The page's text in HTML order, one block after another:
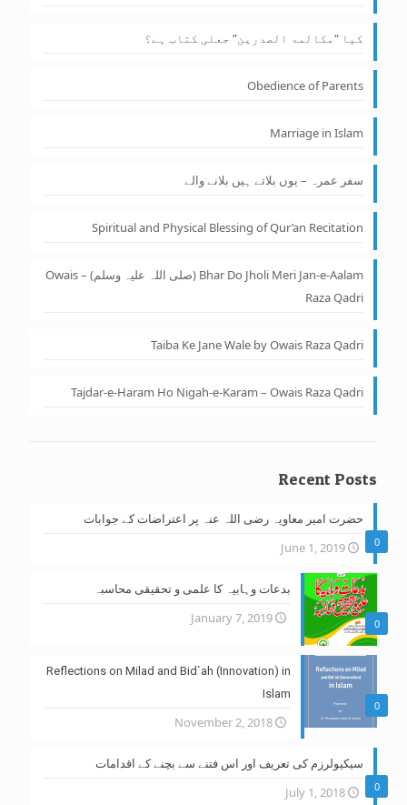
کیا “مکالمۃ الصدرین” جعلی کتاب ہے؟
Obedience of Parents
Marriage in Islam
سفر عمرہ – یوں بلاتے ہیں بلانے والے
Spiritual and Physical Blessing of Qur’an Recitation
Bhar Do Jholi Meri Jan-e-Aalam (صلی اللہ علیہ وسلم) – Owais
Raza Qadri
Taiba Ke Jane Wale by Owais Raza Qadri
Tajdar-e-Haram Ho Nigah-e-Karam – Owais Raza Qadri
Recent Posts
0
حضرت امیر معاویہ رضی اللہ عنہ پر اعتراضات کے جوابات
June 1, 2019
0
بدعات وہابیہ کا علمی و تحقیقی محاسبہ
January 7, 2019
0
Reflections on Milad and Bid`ah (Innovation) in
Islam
November 2, 2018
0
سیکیولرزم کی تعریف اور اس فتنے سے بچنے کے اقدامات
July 1, 2018